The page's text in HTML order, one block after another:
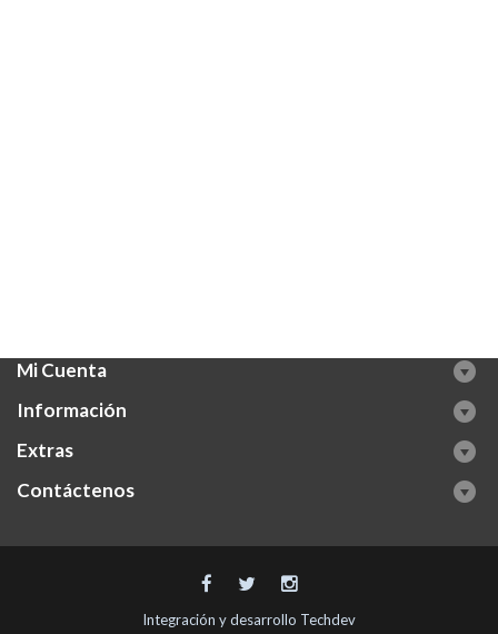
Mi Cuenta
Información
Extras
Contáctenos
Integración y desarrollo Techdev